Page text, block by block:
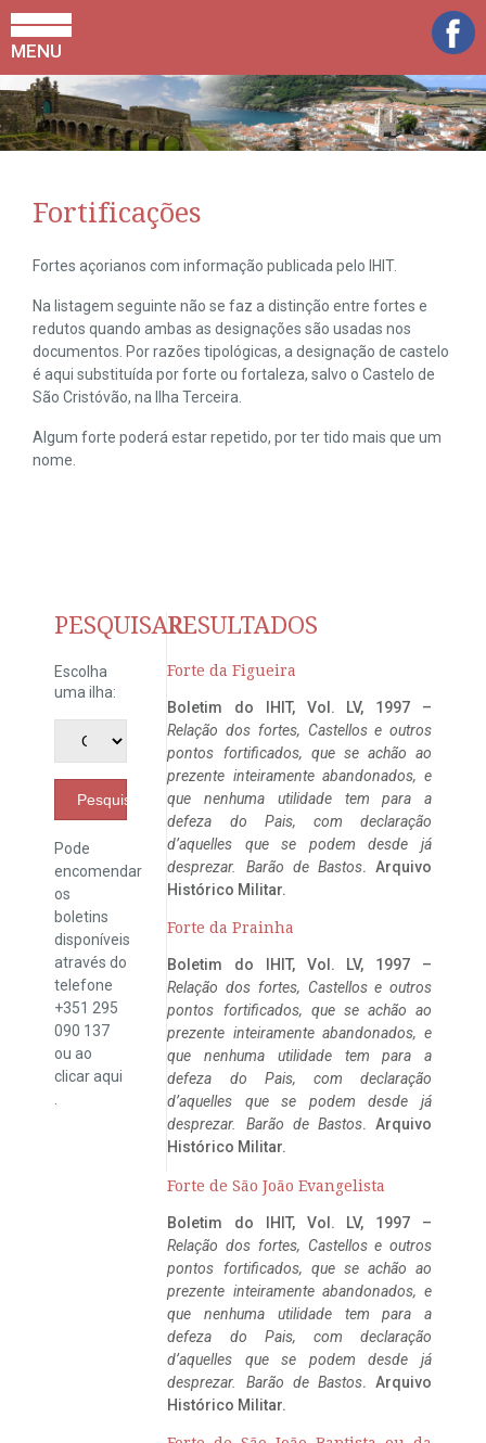
MENU
Fortificações
Fortes açorianos com informação publicada pelo IHIT.
Na listagem seguinte não se faz a distinção entre fortes e
redutos quando ambas as designações são usadas nos
documentos. Por razões tipológicas, a designação de castelo
é aqui substituída por forte ou fortaleza, salvo o Castelo de
São Cristóvão, na Ilha Terceira.
Algum forte poderá estar repetido, por ter tido mais que um
nome.
PESQUISAR
Escolha
uma ilha:
Pesquisar
Pode
encomendar
os
boletins
disponíveis
através do
telefone
+351 295
090 137
ou ao
clicaraqui
RESULTADOS
Forte da Figueira
Boletim do IHIT, Vol. LV, 1997 –
Relação dos fortes, Castellos e outros
pontos fortificados, que se achão ao
prezente inteiramente abandonados, e
que nenhuma utilidade tem para a
defeza do Pais, com declaração
d’aquelles que se podem desde já
desprezar. Barão de Bastos. Arquivo
Histórico Militar.
Forte da Prainha
Boletim do IHIT, Vol. LV, 1997 –
Relação dos fortes, Castellos e outros
pontos fortificados, que se achão ao
prezente inteiramente abandonados, e
que nenhuma utilidade tem para a
defeza do Pais, com declaração
d’aquelles que se podem desde já
desprezar. Barão de Bastos. Arquivo
Histórico Militar.
Forte de São João Evangelista
Boletim do IHIT, Vol. LV, 1997 –
Relação dos fortes, Castellos e outros
pontos fortificados, que se achão ao
prezente inteiramente abandonados, e
que nenhuma utilidade tem para a
defeza do Pais, com declaração
d’aquelles que se podem desde já
desprezar. Barão de Bastos. Arquivo
Histórico Militar.